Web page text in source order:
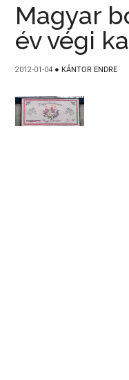
Magyar
év végi
2012-01-04 ● KÁNTOR ENDRE